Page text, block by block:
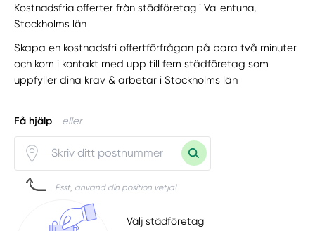
Kostnadsfria offerter från städföretag i Vallentuna,
Stockholms län
Skapa en kostnadsfri offertförfrågan på bara två minuter
och kom i kontakt med upp till fem städföretag som
uppfyller dina krav & arbetar i Stockholms län
Få hjälp eller
Psst, använd din position vetja!
Välj städföretag